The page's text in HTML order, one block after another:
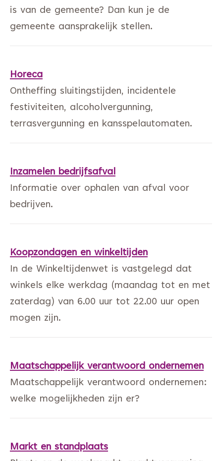
is van de gemeente? Dan kun je de
gemeente aansprakelijk stellen.
Horeca
Ontheffing sluitingstijden, incidentele
festiviteiten, alcoholvergunning,
terrasvergunning en kansspelautomaten.
Inzamelen bedrijfsafval
Informatie over ophalen van afval voor
bedrijven.
Koopzondagen en winkeltijden
In de Winkeltijdenwet is vastgelegd dat
winkels elke werkdag (maandag tot en met
zaterdag) van 6.00 uur tot 22.00 uur open
mogen zijn.
Maatschappelijk verantwoord ondernemen
Maatschappelijk verantwoord ondernemen:
welke mogelijkheden zijn er?
Markt en standplaats